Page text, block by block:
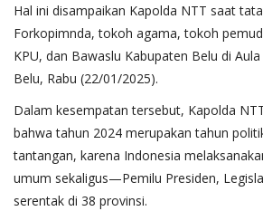
Hal ini disampaikan Kapolda NTT saat
Forkopimnda, tokoh agama, tokoh
KPU, dan Bawaslu Kabupaten Belu di
Belu, Rabu (22/01/2025).
Dalam kesempatan tersebut, Kapolda
bahwa tahun 2024 merupakan tahun
tantangan, karena Indonesia
umum sekaligus—Pemilu Presiden,
serentak di 38 provinsi.